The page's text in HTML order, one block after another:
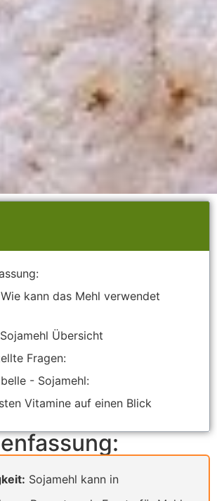
kann das Mehl verwendet
Übersicht
Fragen:
- Sojamehl:
Vitamine auf einen Blick
Sojamehl kann in